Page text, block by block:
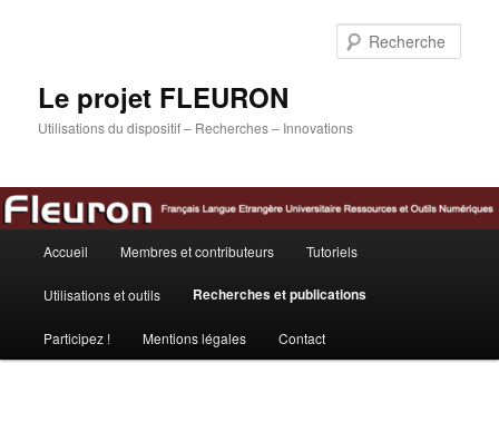
Le projet FLEURON
Utilisations du dispositif – Recherches – Innovations
Accueil Membres et contributeurs Tutoriels
Utilisations et outils Recherches et publications
Participez ! Mentions légales Contact